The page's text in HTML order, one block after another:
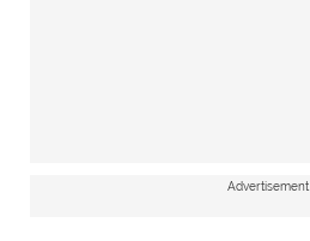
Advertisement